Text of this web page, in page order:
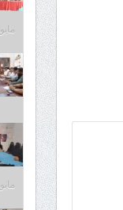
مايو 25, 2026
مايو 6, 2026